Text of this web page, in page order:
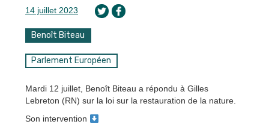
14 juillet 2023
Benoît Biteau
Parlement Européen
Mardi 12 juillet, Benoît Biteau a répondu à Gilles
Lebreton (RN) sur la loi sur la restauration de la nature.
Son intervention